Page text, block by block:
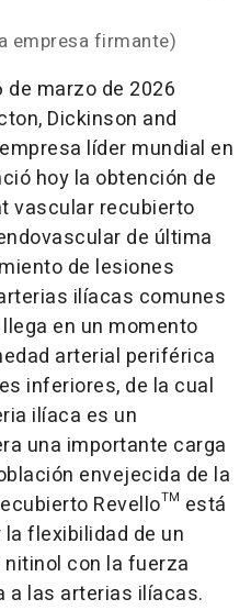
empresa firmante)
de marzo de 2026
Dickinson and
líder mundial en
hoy la obtención de
vascular recubierto
de última
de lesiones
ilíacas comunes
en un momento
arterial periférica
inferiores, de la cual
ilíaca es un
una importante carga
envejecida de la
Revello™ está
flexibilidad de un
con la fuerza
a las arterias ilíacas.